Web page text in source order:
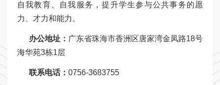
自我教育、自我服务，提升学生参与公共事务的愿
力、才力和能力。
办公地址： 广东省珠海市香洲区唐家湾金凤路18号
海华苑3栋1层
联系电话： 0756-3683755